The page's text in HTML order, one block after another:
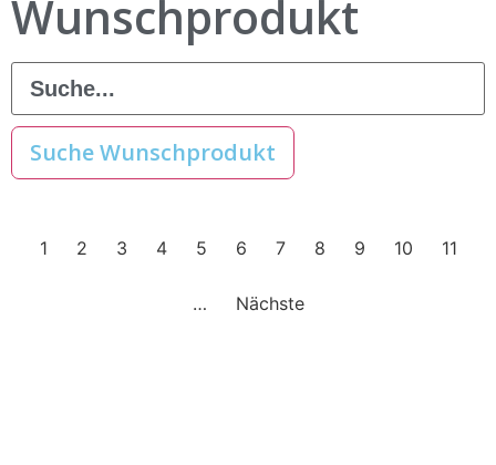
Wunschprodukt
Suche Wunschprodukt
1 2 3 4 5 6 7 8 9 10 11
… Nächste